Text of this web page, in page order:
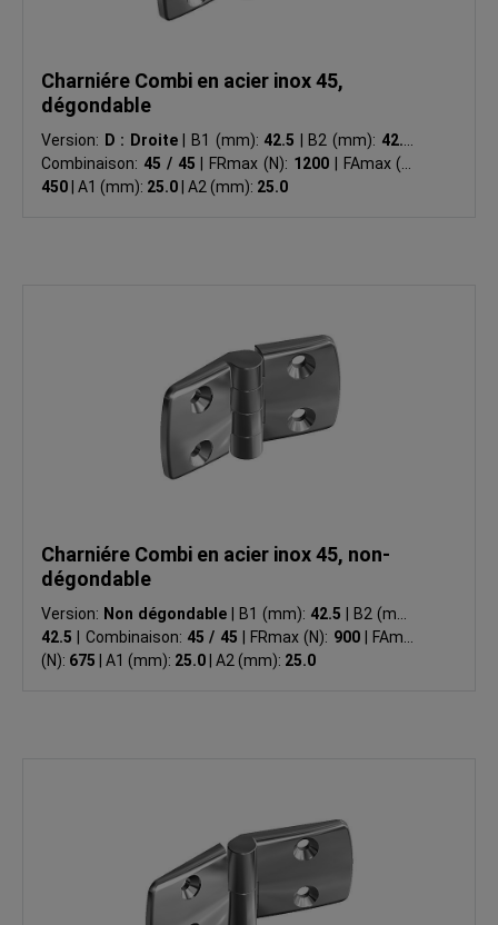
Charniére Combi en acier inox 45,
dégondable
Version: D : Droite B1 (mm): 42.5 B2 (mm): 42.5
Combinaison: 45 / 45 FRmax (N): 1200
FAmax (N):
450 A1 (mm): 25.0 A2 (mm): 25.0
Charniére Combi en acier inox 45, non-
dégondable
Version: Non dégondable B1 (mm): 42.5
B2 (mm):
42.5
Combinaison: 45 / 45 FRmax (N): 900
FAmax
(N): 675 A1 (mm): 25.0 A2 (mm): 25.0